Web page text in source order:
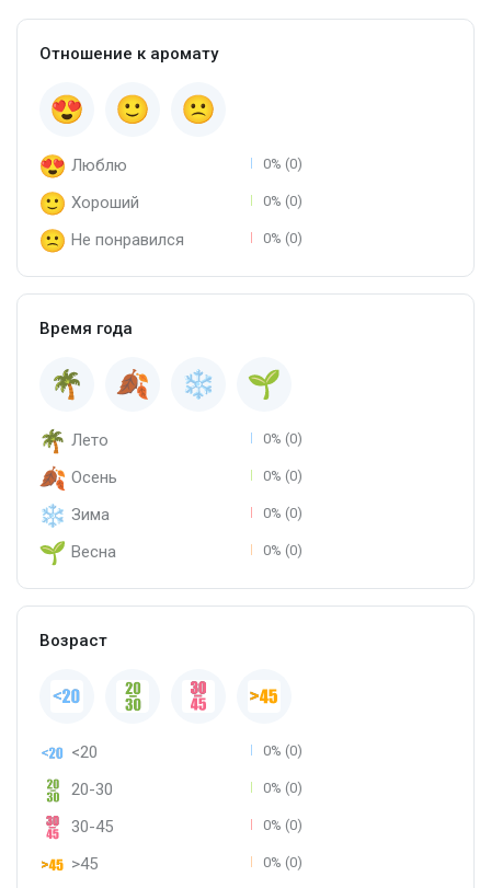
Отношение к аромату
Люблю 0% (0)
Хороший 0% (0)
Не понравился 0% (0)
Время года
Лето 0% (0)
Осень 0% (0)
Зима 0% (0)
Весна 0% (0)
Возраст
<20 0% (0)
20-30 0% (0)
30-45 0% (0)
>45 0% (0)